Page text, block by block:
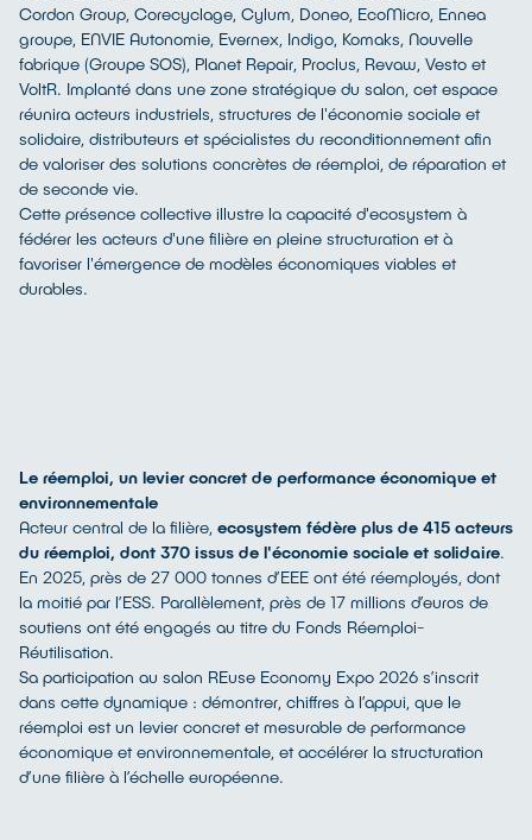
Cordon Group, Corecyclage, Cylum, Doneo, EcoMicro, Ennea
groupe, ENVIE Autonomie, Evernex, Indigo, Komaks, Nouvelle
fabrique (Groupe SOS), Planet Repair, Proclus, Revaw, Vesto et
VoltR. Implanté dans une zone stratégique du salon, cet espace
réunira acteurs industriels, structures de l'économie sociale et
solidaire, distributeurs et spécialistes du reconditionnement afin
de valoriser des solutions concrètes de réemploi, de réparation et
de seconde vie.
Cette présence collective illustre la capacité d'ecosystem à
fédérer les acteurs d'une filière en pleine structuration et à
favoriser l'émergence de modèles économiques viables et
durables.
Le réemploi, un levier concret de performance économique et
environnementale
Acteur central de la filière, ecosystem fédère plus de 415 acteurs
du réemploi, dont 370 issus de l'économie sociale et solidaire.
En 2025, près de 27 000 tonnes d’EEE ont été réemployés, dont
la moitié par l’ESS. Parallèlement, près de 17 millions d’euros de
soutiens ont été engagés au titre du Fonds Réemploi-
Réutilisation.
Sa participation au salon REuse Economy Expo 2026 s’inscrit
dans cette dynamique : démontrer, chiffres à l’appui, que le
réemploi est un levier concret et mesurable de performance
économique et environnementale, et accélérer la structuration
d’une filière à l’échelle européenne.